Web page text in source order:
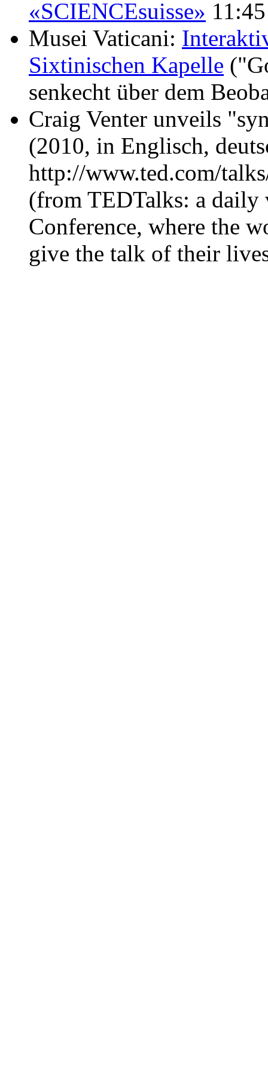
«SCIENCEsuisse»
Musei Vaticani:
Sixtinischen Kapelle
senkecht über dem
Craig Venter unveils
(2010, in Englisch,
http://www.ted.com/
(from TEDTalks: a daily
Conference, where the
give the talk of their